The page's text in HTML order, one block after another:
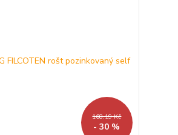
168,19 Kč
- 30 %